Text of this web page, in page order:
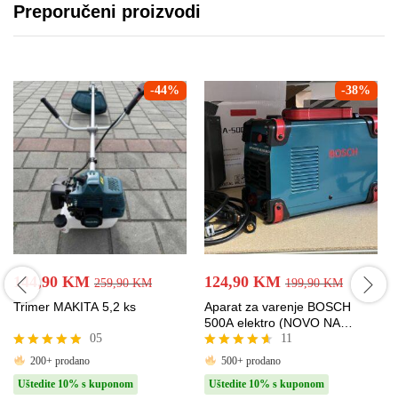
Preporučeni proizvodi
-44%
144,90 KM 259,90KM
Trimer MAKITA 5,2 ks
Ocjenjeno
4.80
od 5
05
200+ prodano
Uštedite 10% s kuponom
-38%
124,90 KM 199,90KM
Aparat za varenje BOSCH
500A elektro (NOVO NA
STANJU)
Ocjenjeno
4.55
od 5
11
500+ prodano
Uštedite 10% s kuponom